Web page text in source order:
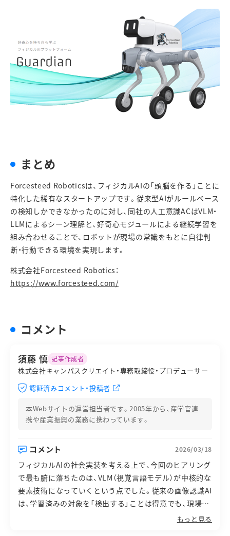
まとめ
Forcesteed Roboticsは、フィジカルAIの「頭脳を作る」ことに
特化した稀有なスタートアップです。従来型AIがルールベース
の検知しかできなかったのに対し、同社の人工意識ACはVLM・
LLMによるシーン理解と、好奇心モジュールによる継続学習を
組み合わせることで、ロボットが現場の常識をもとに自律判
断・行動できる環境を実現します。
株式会社Forcesteed Robotics ：
https://www.forcesteed.com/
コメント
須藤 慎 記事作成者
株式会社キャンパスクリエイト・専務取締役・プロデューサー
認証済みコメント・投稿者
本Webサイトの運営担当者です。2005年から、産学官連
携や産業振興の業務に携わっています。
コメント 2026/03/18
フィジカルAIの社会実装を考える上で、今回のヒアリング
で最も腑に落ちたのは、VLM（視覚言語モデル）が中核的な
要素技術になっていくという点でした。従来の画像認識AI
は、学習済みの対象を「検出する」ことは得意でも、現場で
起きる出来事を文脈ごと理解し、未知の状況に柔軟に対処
もっと見る